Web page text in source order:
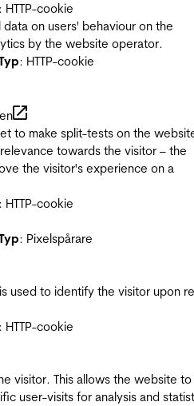
: HTTP-cookie
data on users' behaviour on the
by the website operator.
: HTTP-cookie
to make split-tests on the
towards the visitor – the
the visitor's experience on a
: HTTP-cookie
: Pixelspårare
used to identify the visitor upon
: HTTP-cookie
visitor. This allows the website to
user-visits for analysis and